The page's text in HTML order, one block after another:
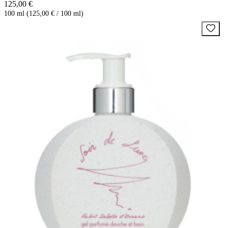
125,00 €
100 ml (125,00 € / 100 ml)